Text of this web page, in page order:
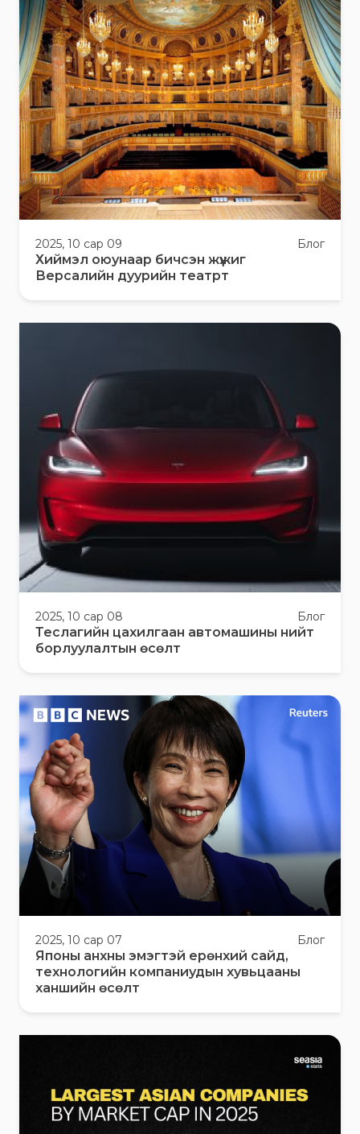
2025, 10 сар 09 Блог
Хиймэл оюунаар бичсэн жүжиг
Версалийн дуурийн театрт
2025, 10 сар 08 Блог
Теслагийн цахилгаан автомашины нийт
борлуулалтын өсөлт
2025, 10 сар 07 Блог
Японы анхны эмэгтэй ерөнхий сайд,
технологийн компаниудын хувьцааны
ханшийн өсөлт